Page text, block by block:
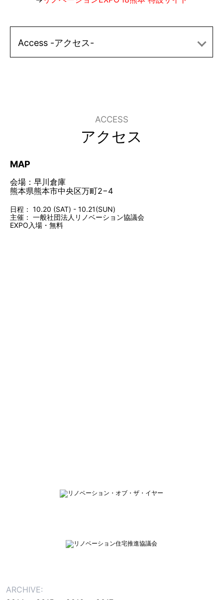
Access -アクセス-
ACCESS
アクセス
MAP
会場：早川倉庫
熊本県熊本市中央区万町2−4
日程： 10.20 (SAT) - 10.21(SUN)
主催： 一般社団法人リノベーション協議会
EXPO入場・無料
ARCHIVE: